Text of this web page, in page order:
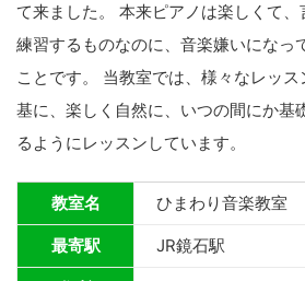
て来ました。 本来ピアノは楽しくて
練習するものなのに、音楽嫌いになっ
ことです。 当教室では、様々なレッ
基に、楽しく自然に、いつの間にか基
るようにレッスンしています。
教室名 ひまわり音楽教室
最寄駅 JR鏡石駅